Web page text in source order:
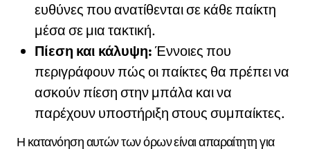
ευθύνες που ανατίθενται σε κάθε παίκτη
μέσα σε μια τακτική.
Πίεση και κάλυψη: Έννοιες που
περιγράφουν πώς οι παίκτες θα πρέπει να
ασκούν πίεση στην μπάλα και να
παρέχουν υποστήριξη στους συμπαίκτες.
Η κατανόηση αυτών των όρων είναι απαραίτητη για